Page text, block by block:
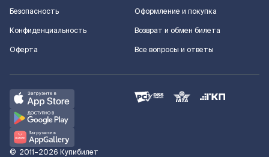
Безопасность
Конфиденциальность
Оферта
Оформление и покупка
Возврат и обмен билета
Все вопросы и ответы
© 2011–2026 Купибилет